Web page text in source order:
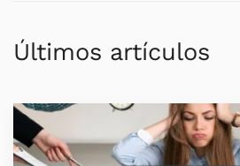
Últimos artículos